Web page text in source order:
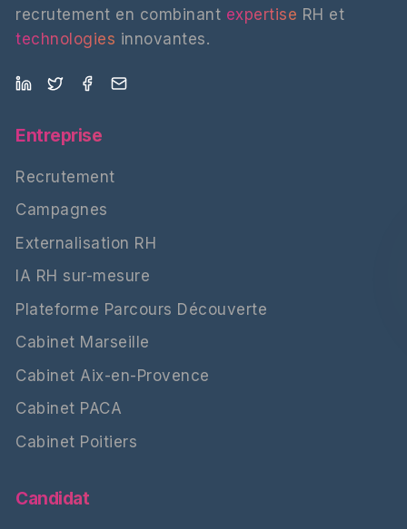
recrutement en combinant expertise RH et
technologies innovantes.
Entreprise
Recrutement
Campagnes
Externalisation RH
IA RH sur-mesure
Plateforme Parcours Découverte
Cabinet Marseille
Cabinet Aix-en-Provence
Cabinet PACA
Cabinet Poitiers
Candidat